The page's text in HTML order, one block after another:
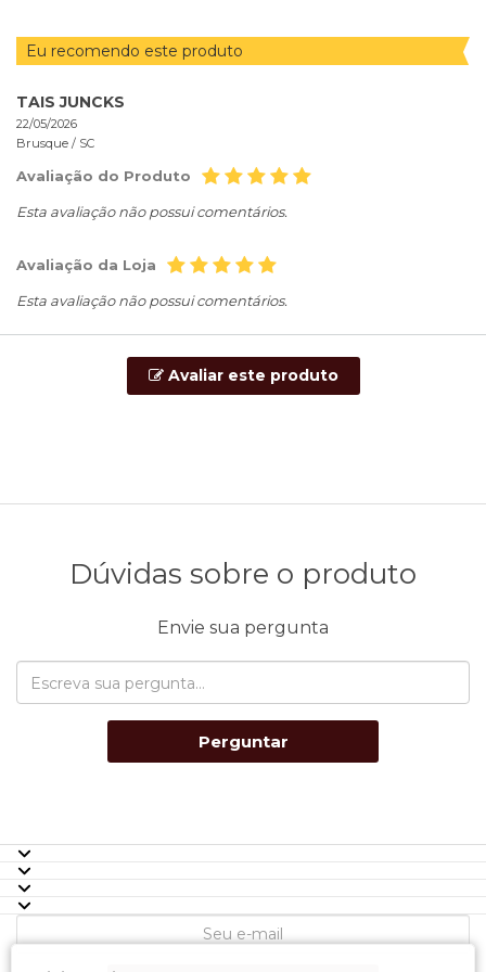
Eu recomendo este produto
TAIS JUNCKS
22/05/2026
Brusque / SC
Avaliação do Produto
Esta avaliação não possui comentários.
Avaliação da Loja
Esta avaliação não possui comentários.
Avaliar este produto
Dúvidas sobre o produto
Envie sua pergunta
Perguntar